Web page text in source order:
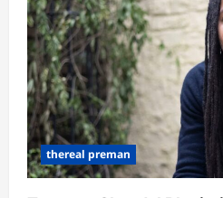
thereal preman